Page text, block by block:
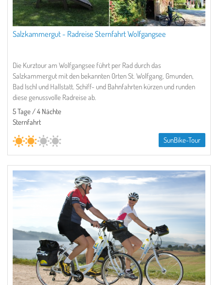
Salzkammergut - Radreise Sternfahrt Wolfgangsee
Die Kurztour am Wolfgangsee führt per Rad durch das
Salzkammergut mit den bekannten Orten St. Wolfgang, Gmunden,
Bad Ischl und Hallstatt. Schiff- und Bahnfahrten kürzen und runden
diese genussvolle Radreise ab.
5 Tage / 4 Nächte
Sternfahrt
SunBike-Tour